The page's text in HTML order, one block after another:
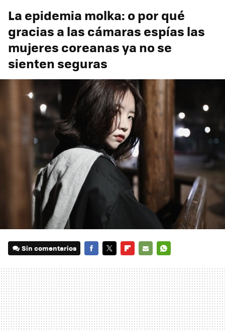
La epidemia molka: o por qué
gracias a las cámaras espías las
mujeres coreanas ya no se
sienten seguras
Sin comentarios
MAIL